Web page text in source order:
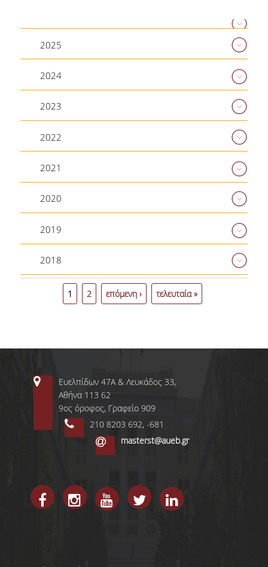
ΣΚΟΠΟΣ
2025
2024
2023
2022
2021
2020
2019
2018
1 2 επόμενη › τελευταία »
Ευελπίδων 47Α & Λευκάδος 33,
Αθήνα 113 62
9ος όροφος, Γραφείο 909
210 8203 692, -681
masterst@aueb.gr